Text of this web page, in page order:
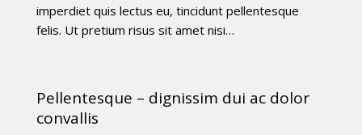
imperdiet quis lectus eu, tincidunt pellentesque
felis. Ut pretium risus sit amet nisi…
Pellentesque – dignissim dui ac dolor
convallis